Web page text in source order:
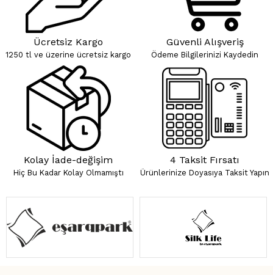
Ücretsiz Kargo
1250 tl ve üzerine ücretsiz kargo
Güvenli Alışveriş
Ödeme Bilgilerinizi Kaydedin
Kolay İade-değişim
Hiç Bu Kadar Kolay Olmamıştı
4 Taksit Fırsatı
Ürünlerinize Doyasıya Taksit Yapın